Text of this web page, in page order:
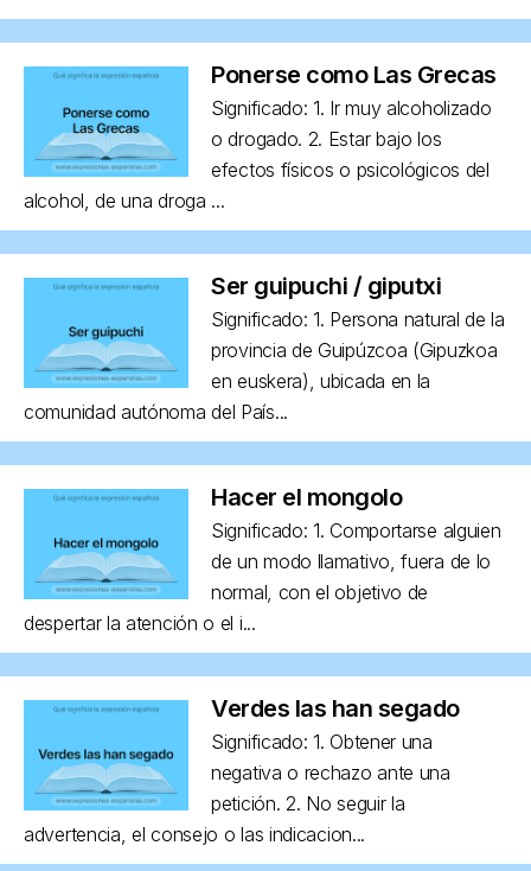
Ponerse como Las Grecas
Significado: 1. Ir muy alcoholizado
o drogado. 2. Estar bajo los
efectos físicos o psicológicos del
alcohol, de una droga ...
Ser guipuchi / giputxi
Significado: 1. Persona natural de la
provincia de Guipúzcoa (Gipuzkoa
en euskera), ubicada en la
comunidad autónoma del País...
Hacer el mongolo
Significado: 1. Comportarse alguien
de un modo llamativo, fuera de lo
normal, con el objetivo de
despertar la atención o el i...
Verdes las han segado
Significado: 1. Obtener una
negativa o rechazo ante una
petición. 2. No seguir la
advertencia, el consejo o las indicacion...